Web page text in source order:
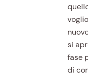
si
fase
di